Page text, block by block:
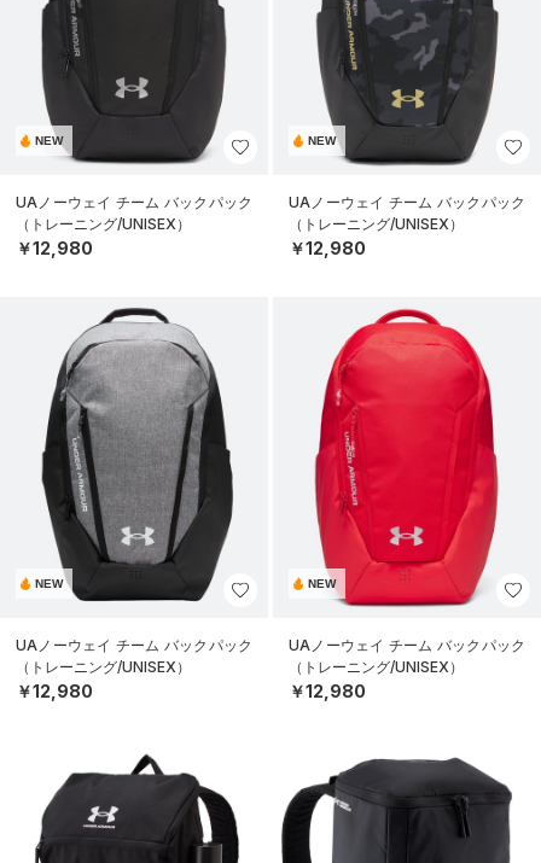
NEW
UAノーウェイ チーム バックパック
（トレーニング/UNISEX）
￥12,980
NEW
UAノーウェイ チーム バックパック
（トレーニング/UNISEX）
￥12,980
NEW
UAノーウェイ チーム バックパック
（トレーニング/UNISEX）
￥12,980
NEW
UAノーウェイ チーム バックパック
（トレーニング/UNISEX）
￥12,980